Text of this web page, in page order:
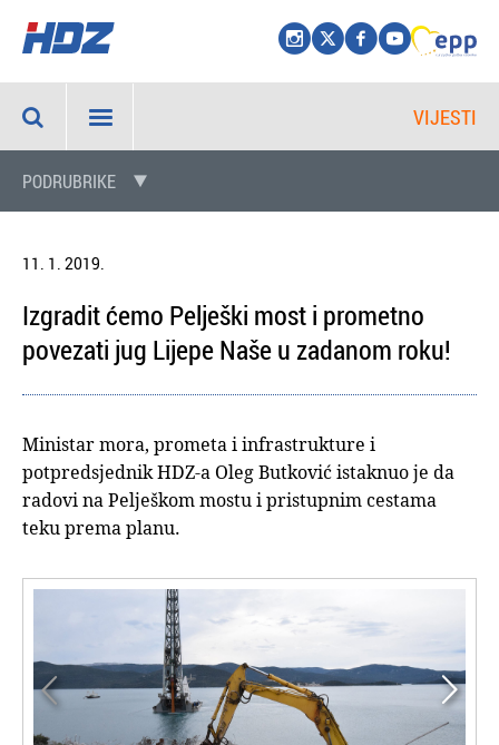
VIJESTI
PODRUBRIKE
11. 1. 2019.
Izgradit ćemo Pelješki most i prometno
povezati jug Lijepe Naše u zadanom roku!
Ministar mora, prometa i infrastrukture i
potpredsjednik HDZ-a Oleg Butković istaknuo je da
radovi na Pelješkom mostu i pristupnim cestama
teku prema planu.

